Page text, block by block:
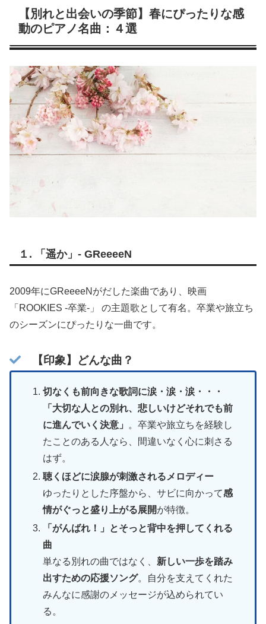
【別れと出会いの季節】春にぴったりな感
動のピアノ名曲：４選
１. 「遥か」- GReeeeN
2009年にGReeeeNがだした楽曲であり、映画
「ROOKIES -卒業-」 の主題歌として有名。卒業や旅立ち
のシーズンにぴったりな一曲です。
【印象】どんな曲？
切なくも前向きな歌詞に涙・涙・涙・・・
「大切な人との別れ、悲しいけどそれでも前
に進んでいく決意」
。卒業や旅立ちを経験し
たことのある人なら、間違いなく心に刺さる
はず。
聴くほどに涙腺が刺激されるメロディー
ゆったりとした序盤から、サビに向かって感
情がぐっと盛り上がる展開が特徴。
「がんばれ！」とそっと背中を押してくれる
曲
単なる別れの曲ではなく、 新しい一歩を踏み
出すための応援ソング。自分を支えてくれた
みんなに感謝のメッセージが込められてい
る。